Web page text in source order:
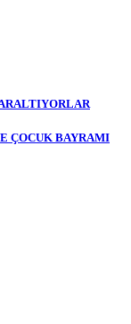
ÇOCUK BAYRAMI